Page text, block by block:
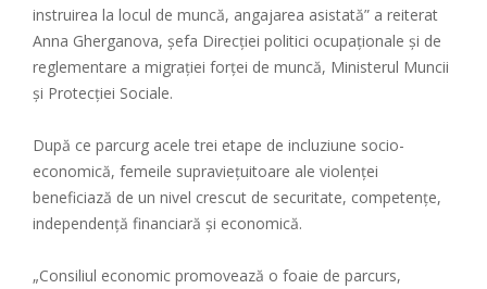
instruirea la locul de muncă, angajarea asistată” a reiterat
Anna Gherganova, șefa Direcției politici ocupaționale și de
reglementare a migrației forței de muncă, Ministerul Muncii
și Protecției Sociale.
După ce parcurg acele trei etape de incluziune socio-
economică, femeile supraviețuitoare ale violenței
beneficiază de un nivel crescut de securitate, competențe,
independență financiară și economică.
„Consiliul economic promovează o foaie de parcurs,